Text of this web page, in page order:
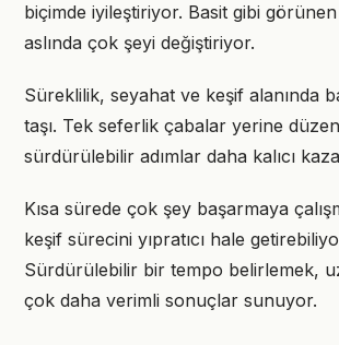
biçimde iyileştiriyor. Basit gibi
aslında çok şeyi değiştiriyor.
Süreklilik, seyahat ve keşif alanında
taşı. Tek seferlik çabalar yerine
sürdürülebilir adımlar daha kalıcı
Kısa sürede çok şey başarmaya
keşif sürecini yıpratıcı hale
Sürdürülebilir bir tempo belirlemek,
çok daha verimli sonuçlar sunuyor.